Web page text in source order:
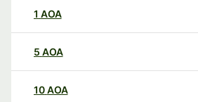
1 AOA
5 AOA
10AOA